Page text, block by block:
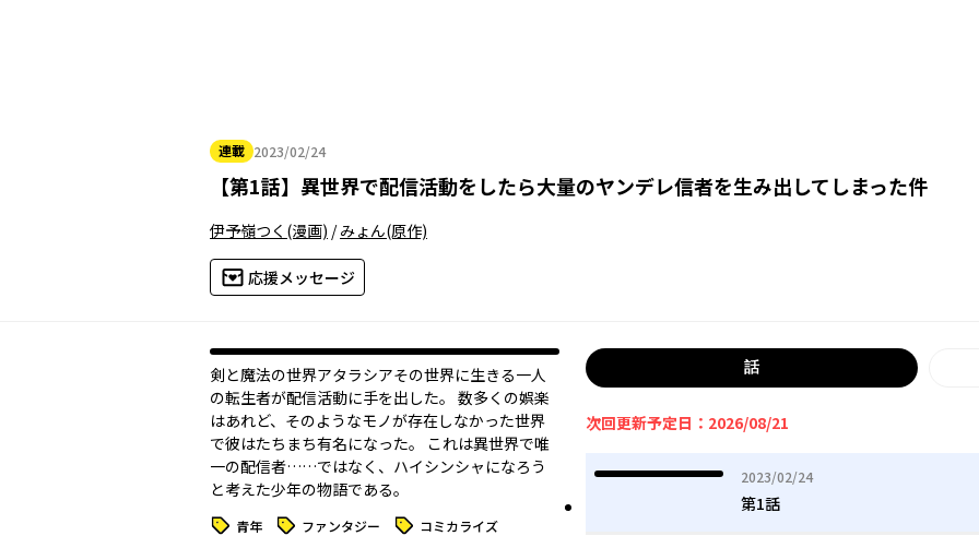
連載 2023/02/24
2023年02月24日
【第1話】 異世界で配信活動をしたら大量のヤンデレ信者を生み出してしまった件
伊予嶺つく (漫画) /みょん(原作)
応援メッセージ
剣と魔法の世界アタラシア――その世界に生きる一人
の転生者が配信活動に手を出した。 数多くの娯楽
はあれど、そのようなモノが存在しなかった世界
で彼はたちまち有名になった。 これは異世界で唯
一の配信者……ではなく、ハイシンシャになろう
と考えた少年の物語である。
タグ 青年 タグ ファンタジー タグ コミカライズ
話
次回更新予定日：2026/08/21
2023/02/24
2023年02月24日
第1話